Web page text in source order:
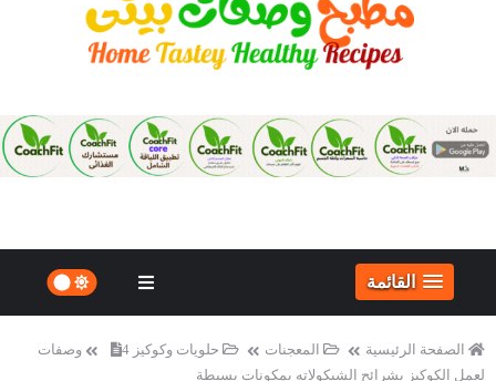
القائمة
الصفحة الرئيسية المعجنات حلويات وكوكيز
4 وصفات
لعمل الكوكيز بشرائح الشيكولاته بمكونات بسيطة